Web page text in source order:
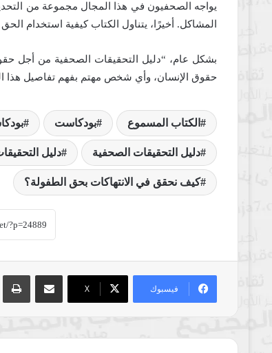
يواجه الصحفيون في هذا المجال مجموعة من
المشاكل. أخيرًا، يتناول الكتاب كيفية استخدام
بشكل عام، “دليل التحقيقات الصحفية من أجل
حقوق الإنسان، وأي شخص مهتم بفهم تفاصيل هذا
الكتاب المسموع بودكاست
دليل التحقيقات الصحفية دليل
كيف نحقق في الانتهاكات بحق الطفولة؟
فيسبوك ‫X
مشاركة عبر البريد